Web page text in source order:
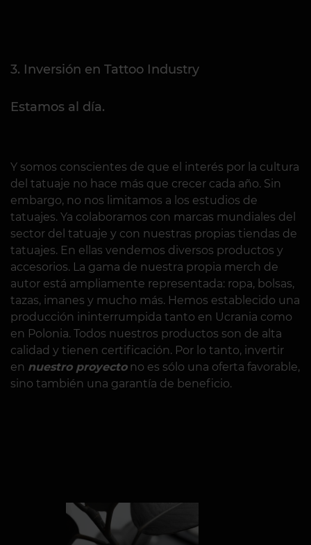
3. Inversión en Tattoo Industry
Estamos al día.
Y somos conscientes de que el interés por la cultura
del tatuaje no hace más que crecer cada año. Sin
embargo, no nos limitamos a los estudios de
tatuajes. Ya colaboramos con marcas mundiales del
sector del tatuaje y con nuestras propias tiendas de
tatuajes. En ellas vendemos diversos productos y
accesorios. La gama de nuestra propia merch de
autor está ampliamente representada: ropa, bolsas,
tazas, imanes y mucho más. Hemos establecido una
producción ininterrumpida tanto en Ucrania como
en Polonia. Todos nuestros productos son de alta
calidad y tienen certificación. Por lo tanto, invertir
en nuestro proyectono es sólo una oferta favorable,
sino también una garantía de beneficio.